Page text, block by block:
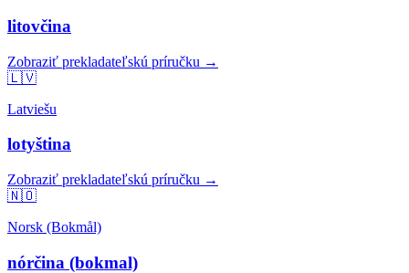
litovčina
Zobraziť prekladateľskú príručku →
🇱🇻
Latviešu
lotyština
Zobraziť prekladateľskú príručku →
🇳🇴
Norsk (Bokmål)
nórčina (bokmal)